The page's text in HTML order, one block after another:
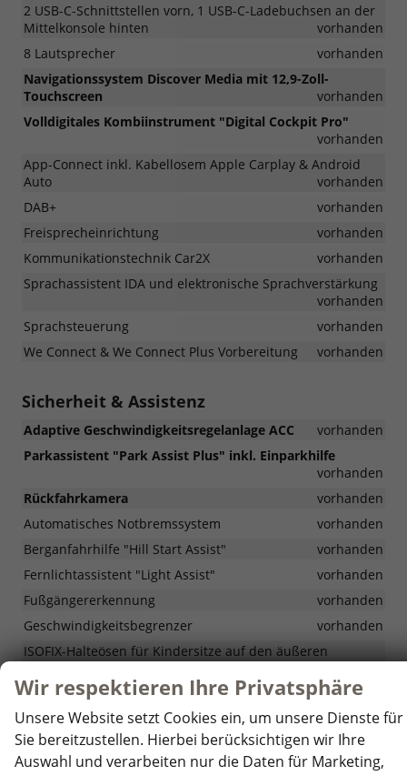
2 USB-C-Schnittstellen vorn, 1 USB-C-Ladebuchsen an der
Mittelkonsole hinten
vorhanden
8 Lautsprecher
vorhanden
Navigationssystem Discover Media mit 12,9-Zoll-
Touchscreen
vorhanden
Volldigitales Kombiinstrument "Digital Cockpit Pro"
vorhanden
App-Connect inkl. Kabellosem Apple Carplay & Android
Auto
vorhanden
DAB+
vorhanden
Freisprecheinrichtung
vorhanden
Kommunikationstechnik Car2X
vorhanden
Sprachassistent IDA und elektronische Sprachverstärkung
vorhanden
Sprachsteuerung
vorhanden
We Connect & We Connect Plus Vorbereitung
vorhanden
Sicherheit & Assistenz
Adaptive Geschwindigkeitsregelanlage ACC
vorhanden
Parkassistent "Park Assist Plus" inkl. Einparkhilfe
vorhanden
Rückfahrkamera
vorhanden
Automatisches Notbremssystem
vorhanden
Berganfahrhilfe "Hill Start Assist"
vorhanden
Fernlichtassistent "Light Assist"
vorhanden
Fußgängererkennung
vorhanden
Geschwindigkeitsbegrenzer
vorhanden
ISOFIX-Halteösen für Kindersitze auf den äußeren
Kopfairbags vorn und hinten, Seitenairbags vorn, Center-
Airbag
vorhanden
Müdigkeitserkennung
vorhanden
Regensensor
vorhanden
Wir respektieren Ihre Privatsphäre
Unsere Website setzt Cookies ein, um unsere Dienste für
Sie bereitzustellen. Hierbei berücksichtigen wir Ihre
Auswahl und verarbeiten nur die Daten für Marketing,